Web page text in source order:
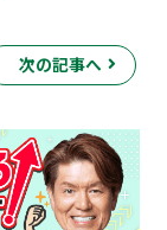
次の記事へ